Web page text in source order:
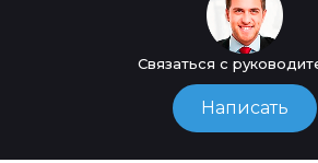
Связаться с
Написать